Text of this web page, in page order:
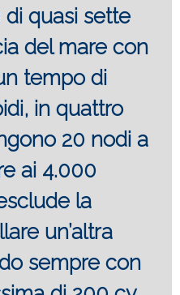
quasi sette
del mare con
tempo di
in quattro
20 nodi a
ai 4.000
la
un’altra
sempre con